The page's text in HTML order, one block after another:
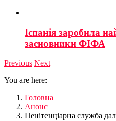
Іспанія заробила
засновники ФІФА
Previous Next
You are here:
Головна
Анонс
Пенітенціарна служба